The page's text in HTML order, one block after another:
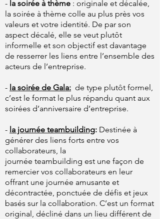
- la soirée à thème : originale et décalée,
la soirée à thème colle au plus près vos
valeurs et votre identité. De par son
aspect décalé, elle se veut plutôt
informelle et son objectif est davantage
de resserrer les liens entre l’ensemble des
acteurs de l’entreprise.
- la soirée de Gala: de type plutôt formel,
c’est le format le plus répandu quant aux
soirées d’anniversaire d’entreprise.
- la journée teambuilding: Destinée à
générer des liens forts entre vos
collaborateurs, la
journée teambuilding est une façon de
remercier vos collaborateurs en leur
offrant une journée amusante et
décontractée, ponctuée de défis et jeux
basés sur la collaboration. C’est un format
original, décliné dans un lieu différent de